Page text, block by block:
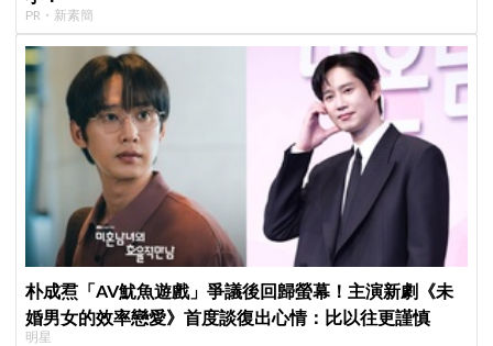
PR・新素簡
朴成焄「AV魷魚遊戲」爭議後回歸螢幕！主演新劇《未
婚男女的效率戀愛》首度談復出心情：比以往更謹慎
明星